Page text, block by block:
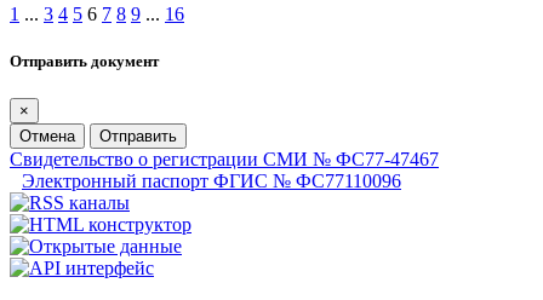
1 ... 3 4 5 6 7 8 9 ... 16
Отправить документ
×
Отмена
Отправить
Свидетельство о регистрации СМИ № ФС77-47467
Электронный паспорт ФГИС № ФС77110096